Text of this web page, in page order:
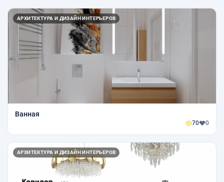
АРХИТЕКТУРА И ДИЗАЙН ИНТЕРЬЕРОВ
Ванная
70 0
АРХИТЕКТУРА И ДИЗАЙН ИНТЕРЬЕРОВ